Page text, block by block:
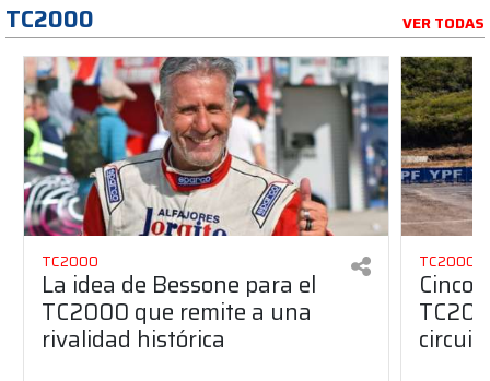
TC2000 VER TODAS
TC2000
La idea de Bessone para el
TC2000 que remite a una
rivalidad histórica
TC2000
Cinco